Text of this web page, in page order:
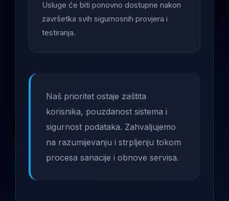
Usluge će biti ponovno dostupne nakon
završetka svih sigurnosnih provjera i
testiranja.
Naš prioritet ostaje zaštita
korisnika, pouzdanost sistema i
sigurnost podataka. Zahvaljujemo
na razumijevanju i strpljenju tokom
procesa sanacije i obnove servisa.